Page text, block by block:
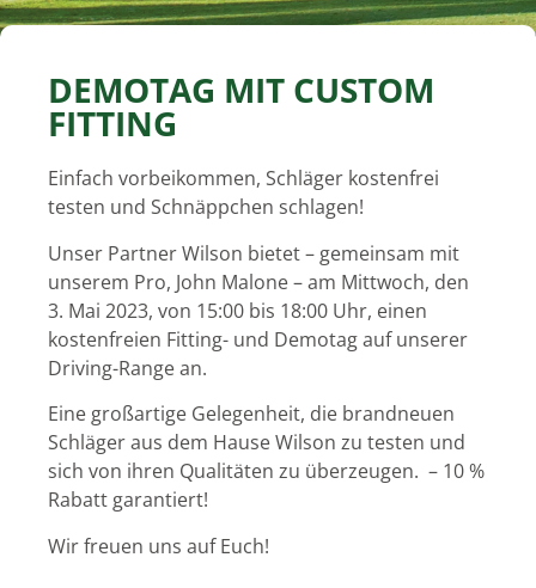
DEMOTAG MIT CUSTOM
FITTING
Einfach vorbeikommen, Schläger kostenfrei
testen und Schnäppchen schlagen!
Unser Partner Wilson bietet – gemeinsam mit
unserem Pro, John Malone – am Mittwoch, den
3. Mai 2023, von 15:00 bis 18:00 Uhr, einen
kostenfreien Fitting- und Demotag auf unserer
Driving-Range an.
Eine großartige Gelegenheit, die brandneuen
Schläger aus dem Hause Wilson zu testen und
sich von ihren Qualitäten zu überzeugen. – 10 %
Rabatt garantiert!
Wir freuen uns auf Euch!